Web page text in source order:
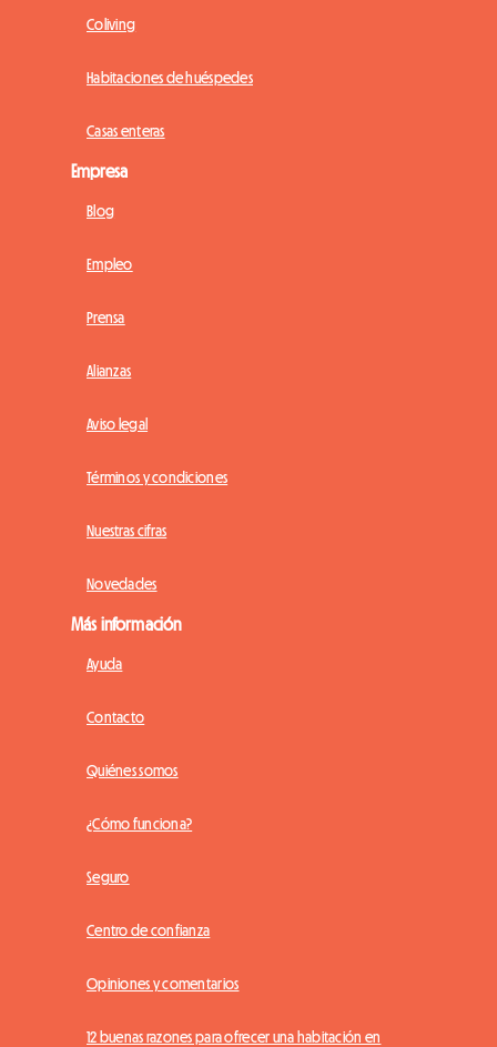
Coliving
Habitaciones de huéspedes
Casas enteras
Empresa
Blog
Empleo
Prensa
Alianzas
Aviso legal
Términos y condiciones
Nuestras cifras
Novedades
Más información
Ayuda
Contacto
Quiénes somos
¿Cómo funciona?
Seguro
Centro de confianza
Opiniones y comentarios
12 buenas razones para ofrecer una habitación en